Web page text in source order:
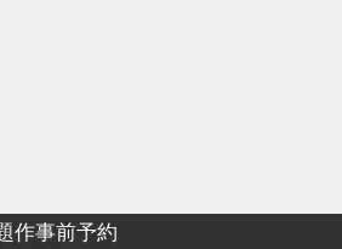
作事前予約